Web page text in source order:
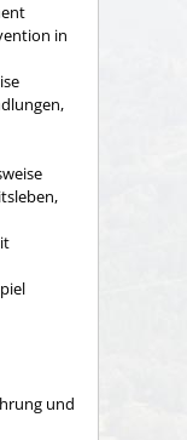
in
und